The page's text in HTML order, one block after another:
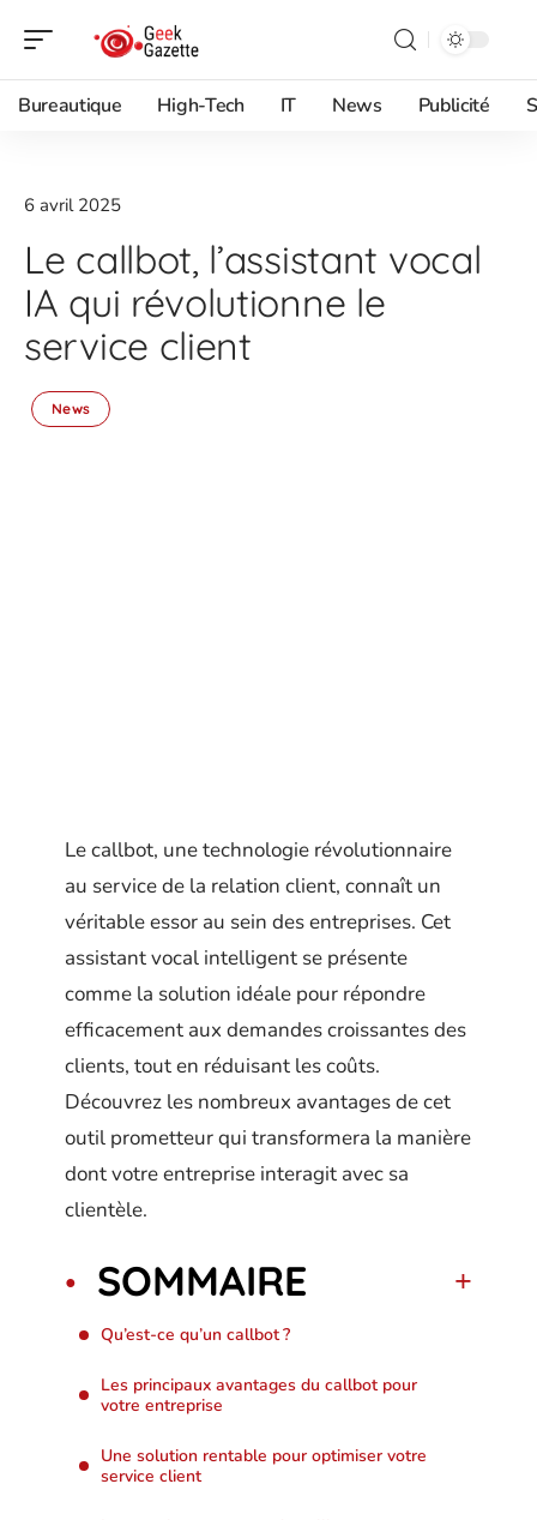
Bureautique High-Tech IT News Publicité
6 avril 2025
Le callbot, l’assistant vocal
IA qui révolutionne le
service client
News
Le callbot, une technologie révolutionnaire
au service de la relation client, connaît un
véritable essor au sein des entreprises. Cet
assistant vocal intelligent se présente
comme la solution idéale pour répondre
efficacement aux demandes croissantes des
clients, tout en réduisant les coûts.
Découvrez les nombreux avantages de cet
outil prometteur qui transformera la manière
dont votre entreprise interagit avec sa
clientèle.
SOMMAIRE
Qu’est-ce qu’un callbot ?
Les principaux avantages du callbot pour
votre entreprise
Une solution rentable pour optimiser votre
service client